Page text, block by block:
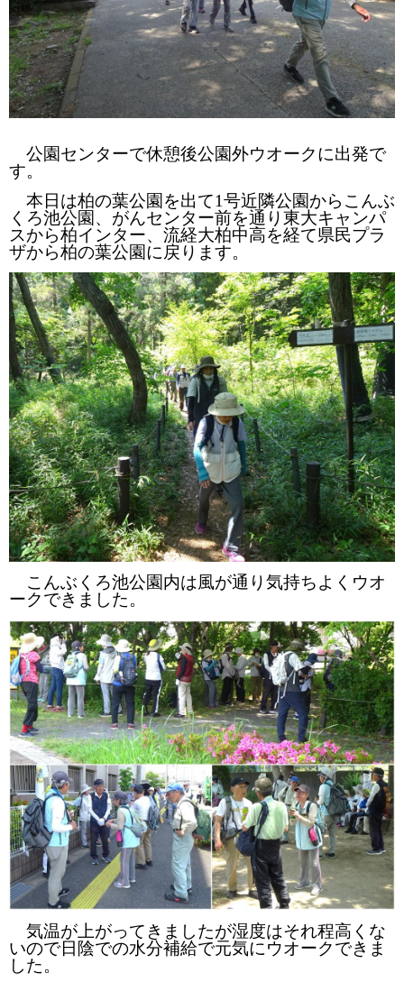
公園センターで休憩後公園外ウオークに出発で
す。
本日は柏の葉公園を出て1号近隣公園からこんぶ
くろ池公園、がんセンター前を通り東大キャンパ
スから柏インター、流経大柏中高を経て県民プラ
ザから柏の葉公園に戻ります。
こんぶくろ池公園内は風が通り気持ちよくウオ
ークできました。
気温が上がってきましたが湿度はそれ程高くな
いので日陰での水分補給で元気にウオークできま
した。